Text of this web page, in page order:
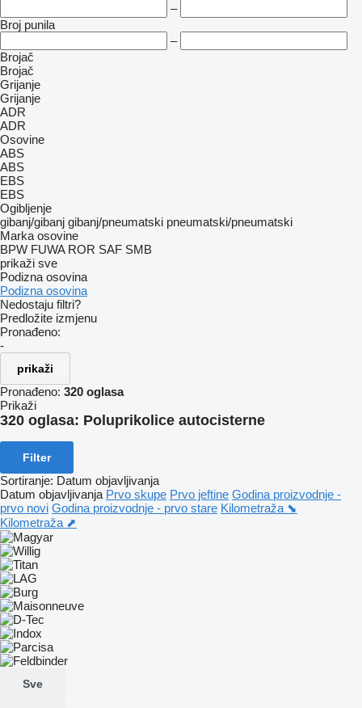
–
Broj punila
–
Brojač
Brojač
Grijanje
Grijanje
ADR
ADR
Osovine
ABS
ABS
EBS
EBS
Ogibljenje
gibanj/gibanj gibanj/pneumatski pneumatski/pneumatski
Marka osovine
BPW FUWA ROR SAF SMB
prikaži sve
Podizna osovina
Podizna osovina
Nedostaju filtri?
Predložite izmjenu
Pronađeno:
-
prikaži
Pronađeno: 320 oglasa
Prikaži
320 oglasa: Poluprikolice autocisterne
Filter
Sortiranje: Datum objavljivanja
Datum objavljivanja Prvo skupe Prvo jeftine Godina proizvodnje -
prvo novi Godina proizvodnje - prvo stare Kilometraža ⬊
Kilometraža ⬈
Sve